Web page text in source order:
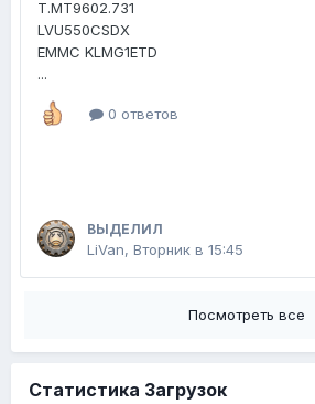
T.MT9602.731
LVU550CSDX
EMMC KLMG1ETD
...
0 ответов
ВЫДЕЛИЛ
LiVan, Вторник в 15:45
Посмотреть все
Статистика Загрузок